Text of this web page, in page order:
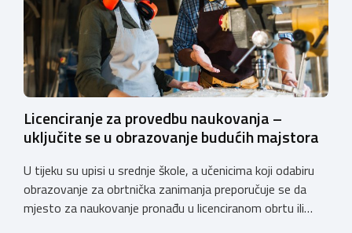
Licenciranje za provedbu naukovanja –
uključite se u obrazovanje budućih majstora
U tijeku su upisi u srednje škole, a učenicima koji odabiru
obrazovanje za obrtnička zanimanja preporučuje se da
mjesto za naukovanje pronađu u licenciranom obrtu ili